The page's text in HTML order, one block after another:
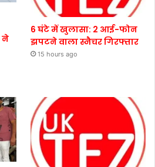
ने
6 घंटे में खुलासा: 2 आई-फोन
झपटने वाला स्नैचर गिरफ्तार
15 hours ago